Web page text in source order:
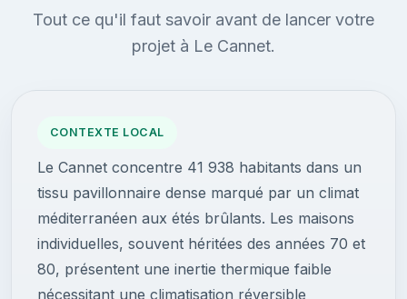
Tout ce qu'il faut savoir avant de lancer votre
projet à Le Cannet.
CONTEXTE LOCAL
Le Cannet concentre 41 938 habitants dans un
tissu pavillonnaire dense marqué par un climat
méditerranéen aux étés brûlants. Les maisons
individuelles, souvent héritées des années 70 et
80, présentent une inertie thermique faible
nécessitant une climatisation réversible